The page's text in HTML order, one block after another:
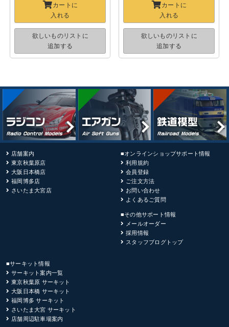
カートに
入れる
欲しいものリストに
追加する
カートに
入れる
欲しいものリストに
追加する
店舗案内
東京秋葉原店
大阪日本橋店
福岡博多店
さいたま大宮店
■オンラインショップサポート情報
利用規約
会員登録
ご注文方法
お問い合わせ
よくあるご質問
■その他サポート情報
メールオーダー
採用情報
スタッフブログトップ
■サーキット情報
サーキット案内一覧
東京秋葉原 サーキット
大阪日本橋 サーキット
福岡博多 サーキット
さいたま大宮 サーキット
店舗周辺駐車場案内